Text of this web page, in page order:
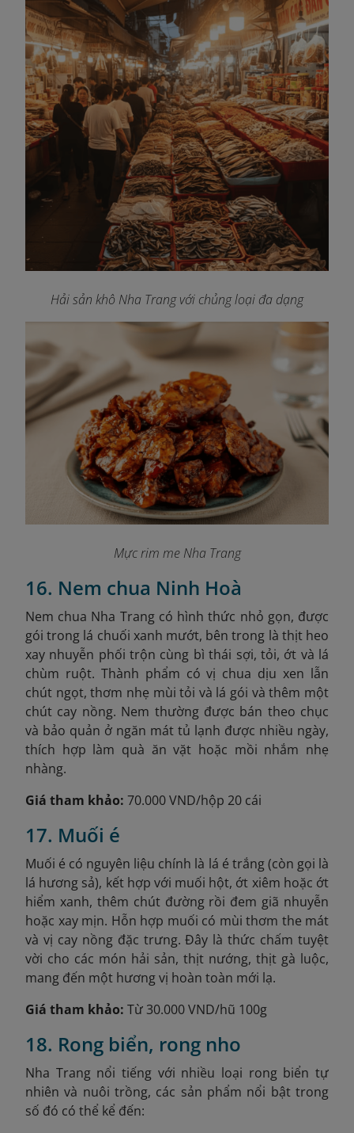
Hải sản khô Nha Trang với chủng loại đa dạng
Mực rim me Nha Trang
16. Nem chua Ninh Hoà
Nem chua Nha Trang có hình thức nhỏ gọn, được
gói trong lá chuối xanh mướt, bên trong là thịt heo
xay nhuyễn phối trộn cùng bì thái sợi, tỏi, ớt và lá
chùm ruột. Thành phẩm có vị chua dịu xen lẫn
chút ngọt, thơm nhẹ mùi tỏi và lá gói và thêm một
chút cay nồng. Nem thường được bán theo chục
và bảo quản ở ngăn mát tủ lạnh được nhiều ngày,
thích hợp làm quà ăn vặt hoặc mồi nhắm nhẹ
nhàng.
Giá tham khảo: 70.000 VND/hộp 20 cái
17. Muối é
Muối é có nguyên liệu chính là lá é trắng (còn gọi là
lá hương sả), kết hợp với muối hột, ớt xiêm hoặc ớt
hiểm xanh, thêm chút đường rồi đem giã nhuyễn
hoặc xay mịn. Hỗn hợp muối có mùi thơm the mát
và vị cay nồng đặc trưng. Đây là thức chấm tuyệt
vời cho các món hải sản, thịt nướng, thịt gà luộc,
mang đến một hương vị hoàn toàn mới lạ.
Giá tham khảo: Từ 30.000 VND/hũ 100g
18. Rong biển, rong nho
Nha Trang nổi tiếng với nhiều loại rong biển tự
nhiên và nuôi trồng, các sản phẩm nổi bật trong
số đó có thể kể đến: